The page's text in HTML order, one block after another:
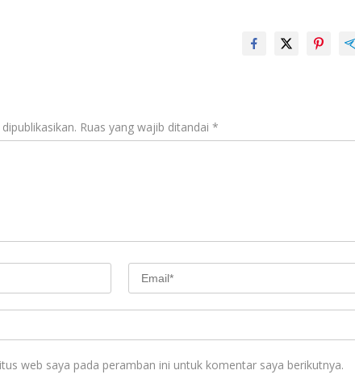
Ruas yang wajib ditandai *
web saya pada peramban ini untuk komentar saya berikutnya.